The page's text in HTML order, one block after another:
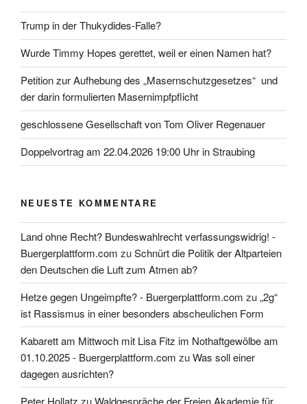
Trump in der Thukydides-Falle?
Wurde Timmy Hopes gerettet, weil er einen Namen hat?
Petition zur Aufhebung des „Masernschutzgesetzes“ und
der darin formulierten Masernimpfpflicht
geschlossene Gesellschaft von Tom Oliver Regenauer
Doppelvortrag am 22.04.2026 19:00 Uhr in Straubing
NEUESTE KOMMENTARE
Land ohne Recht? Bundeswahlrecht verfassungswidrig! -
Buergerplattform.com zuSchnürt die Politik der Altparteien
den Deutschen die Luft zum Atmen ab?
Hetze gegen Ungeimpfte? - Buergerplattform.com zu„2g“
ist Rassismus in einer besonders abscheulichen Form
Kabarett am Mittwoch mit Lisa Fitz im Nothaftgewölbe am
01.10.2025 - Buergerplattform.com zuWas soll einer
dagegen ausrichten?
Peter Hollatz zuWaldgespräche der Freien Akademie für